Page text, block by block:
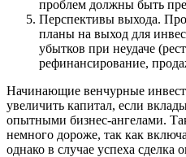
проблем должны быть
Перспективы выхода.
планы на выход для
убытков при неудаче
рефинансирование,
Начинающие венчурные
увеличить капитал, если
опытными бизнес-ангелами.
немного дороже, так как
однако в случае успеха сделка